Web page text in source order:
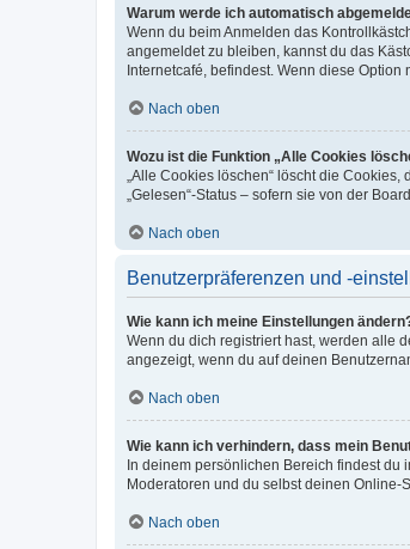
Warum werde ich automatisch
Wenn du beim Anmelden das
angemeldet zu bleiben, kannst du das
Internetcafé, befindest. Wenn diese
Nach oben
Wozu ist die Funktion „Alle Cookies
„Alle Cookies löschen“ löscht die
„Gelesen“-Status – sofern sie von der
Nach oben
Benutzerpräferenzen und -
Wie kann ich meine Einstellungen
Wenn du dich registriert hast, werden alle
angezeigt, wenn du auf deinen
Nach oben
Wie kann ich verhindern, dass mein
In deinem persönlichen Bereich findest du
Moderatoren und du selbst deinen Online-
Nach oben